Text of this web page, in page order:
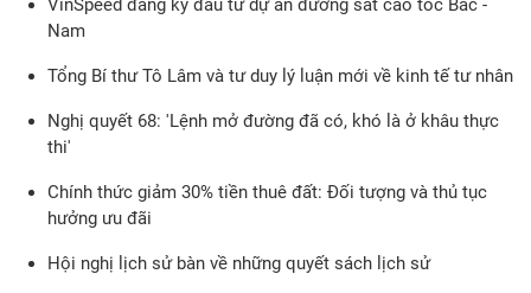
Nam
Tổng Bí thư Tô Lâm và tư duy lý luận mới về kinh tế tư nhân
Nghị quyết 68: 'Lệnh mở đường đã có, khó là ở khâu thực
thi'
Chính thức giảm 30% tiền thuê đất: Đối tượng và thủ tục
hưởng ưu đãi
Hội nghị lịch sử bàn về những quyết sách lịch sử